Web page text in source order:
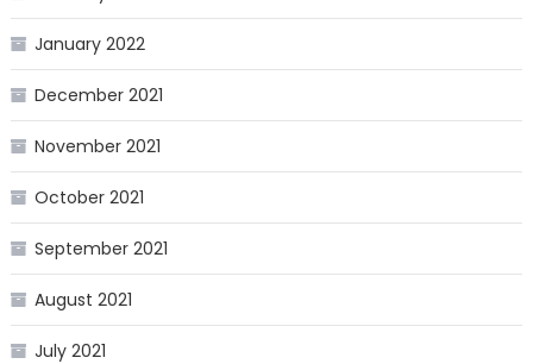
January 2022
December 2021
November 2021
October 2021
September 2021
August 2021
July 2021